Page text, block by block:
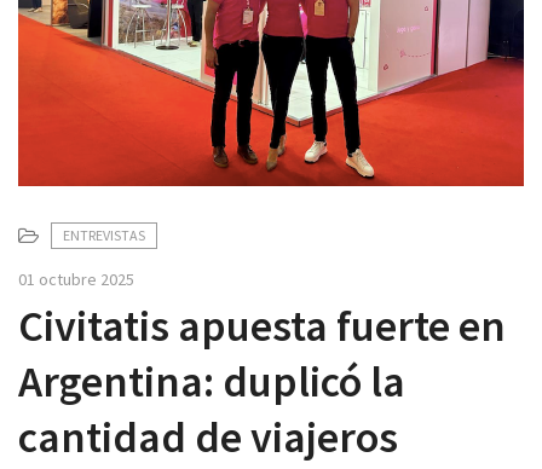
v
o
ENTREVISTAS
01 octubre 2025
Civitatis apuesta fuerte en
Argentina: duplicó la
cantidad de viajeros